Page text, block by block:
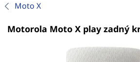
Moto X
Motorola Moto X play zadný